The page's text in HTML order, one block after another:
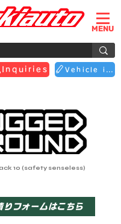
Inquiries
MENU
10 (safety senseless)
りフォームはこちら